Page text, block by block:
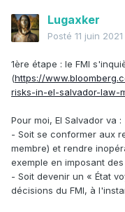
Lugaxker
Posté 11 juin 2021
1ère étape : le FMI
(https://
risks-in-el-salvador-law-
Pour moi, El Salvador va :
- Soit se conformer aux
membre) et rendre
exemple en imposant
- Soit devenir un « État
décisions du FMI, à